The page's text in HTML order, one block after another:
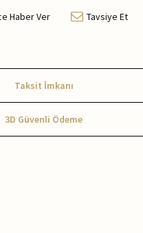
Haber Ver Tavsiye Et
Taksit İmkanı
3D Güvenli Ödeme